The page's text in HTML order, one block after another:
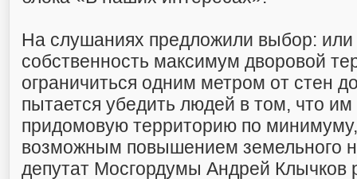
На слушаниях предложили выбор:
собственность максимум дворовой
ограничиться одним метром от стен
пытается убедить людей в том, что
придомовую территорию по
возможным повышением земельного
депутат Мосгордумы Андрей Клычков